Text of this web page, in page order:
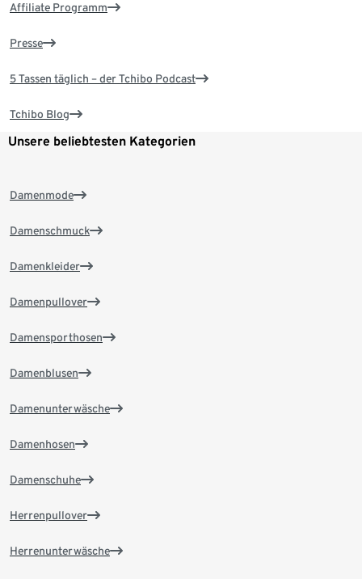
Affiliate Programm
Presse
5 Tassen täglich – der Tchibo Podcast
Tchibo Blog
Unsere beliebtesten Kategorien
Damenmode
Damenschmuck
Damenkleider
Damenpullover
Damensporthosen
Damenblusen
Damenunterwäsche
Damenhosen
Damenschuhe
Herrenpullover
Herrenunterwäsche